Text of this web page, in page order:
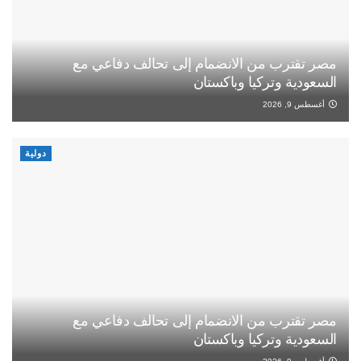
مصر تقترب من الانضمام إلى تحالف دفاعي مع
السعودية وتركيا وباكستان
أغسطس 9, 2026
دولية
مصر تقترب من الانضمام إلى تحالف دفاعي مع
السعودية وتركيا وباكستان